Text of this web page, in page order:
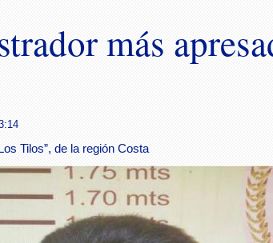
más
Tilos”, de la región Costa